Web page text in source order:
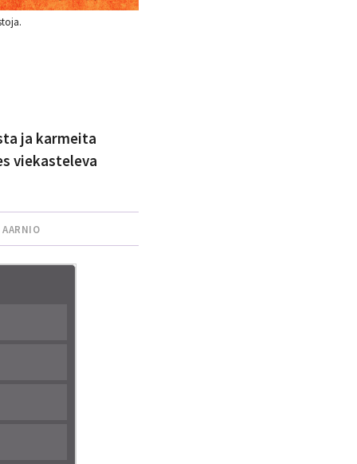
ja karmeita
viekasteleva
AARNIO